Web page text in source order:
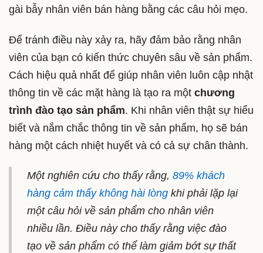
gài bẫy nhân viên bán hàng bằng các câu hỏi mẹo.
Để tránh điều này xảy ra, hãy đảm bảo rằng nhân
viên của bạn có kiến thức chuyên sâu về sản phẩm.
Cách hiệu quả nhất để giúp nhân viên luôn cập nhật
thông tin về các mặt hàng là tạo ra một chương
trình đào tạo sản phẩm. Khi nhân viên thật sự hiểu
biết và nắm chắc thông tin về sản phẩm, họ sẽ bán
hàng một cách nhiệt huyết và có cả sự chân thành.
Một nghiên cứu cho thấy rằng, 89% khách
hàng cảm thấy không hài lòngkhi phải lặp lại
một câu hỏi về sản phẩm cho nhân viên
nhiều lần. Điều này cho thấy rằng việc đào
tạo về sản phẩm có thể làm giảm bớt sự thất